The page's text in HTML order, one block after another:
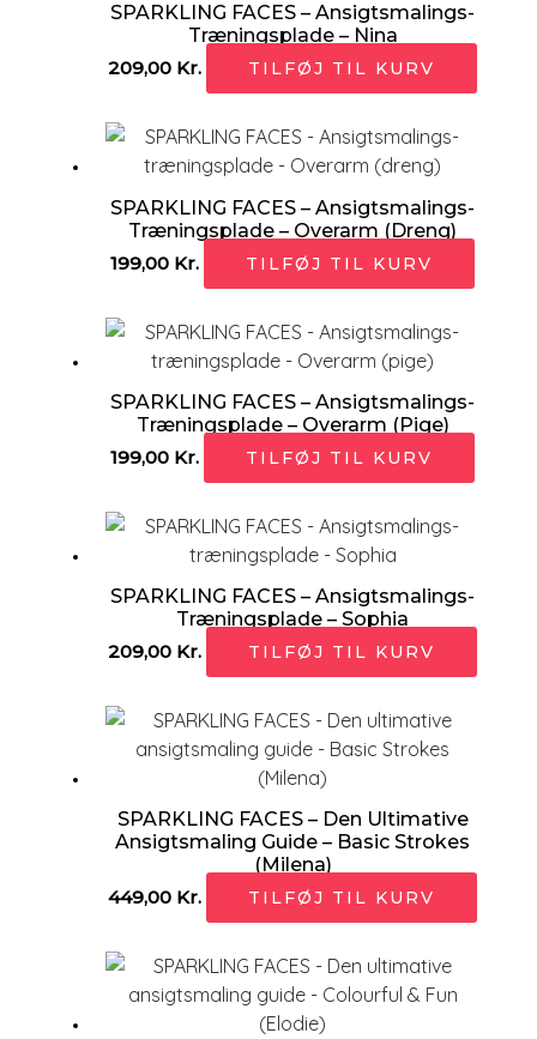
SPARKLING FACES – Ansigtsmalings-
Træningsplade – Nina
209,00 Kr. TILFØJ TIL KURV
SPARKLING FACES – Ansigtsmalings-
Træningsplade – Overarm (dreng)
199,00 Kr. TILFØJ TIL KURV
SPARKLING FACES – Ansigtsmalings-
Træningsplade – Overarm (pige)
199,00 Kr. TILFØJ TIL KURV
SPARKLING FACES – Ansigtsmalings-
Træningsplade – Sophia
209,00 Kr. TILFØJ TIL KURV
SPARKLING FACES – Den Ultimative
Ansigtsmaling Guide – Basic Strokes
(Milena)
449,00 Kr. TILFØJ TIL KURV